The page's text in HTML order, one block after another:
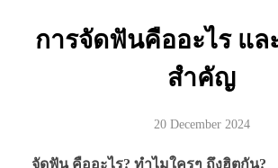
การจัดฟันคืออะไร แล
สำคัญ
20 December 2024
จัดฟัน คืออะไร? ทำไมใครๆ ถึงฮิตกัน?